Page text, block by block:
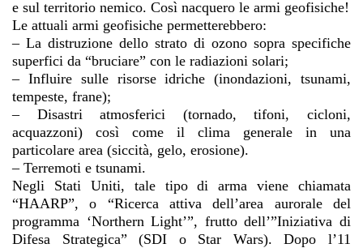
e sul territorio nemico. Così nacquero le armi geofisiche!
Le attuali armi geofisiche permetterebbero:
– La distruzione dello strato di ozono sopra specifiche
superfici da “bruciare” con le radiazioni solari;
– Influire sulle risorse idriche (inondazioni, tsunami,
tempeste, frane);
– Disastri atmosferici (tornado, tifoni, cicloni,
acquazzoni) così come il clima generale in una
particolare area (siccità, gelo, erosione).
– Terremoti e tsunami.
Negli Stati Uniti, tale tipo di arma viene chiamata
“HAARP”, o “Ricerca attiva dell’area aurorale del
programma ‘Northern Light’”, frutto dell’”Iniziativa di
Difesa Strategica” (SDI o Star Wars). Dopo l’11